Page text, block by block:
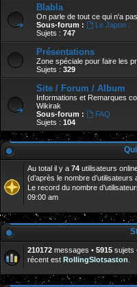
Blabla
On parle de tout ce qui n'a
Sous-forum :
Le Japon :
Sujets : 747
Présentations
Zone spéciale pour faire les
Sujets : 329
Site / Forum / Album
Informations et Remarques
Wikirak
Sous-forum :
FAQ
Sujets : 104
Au total il y a 74 utilisateurs
(d’après le nombre
Le record du nombre
09:00 am
210172 messages • 5915 sujets
récent est RollingSlotsaston